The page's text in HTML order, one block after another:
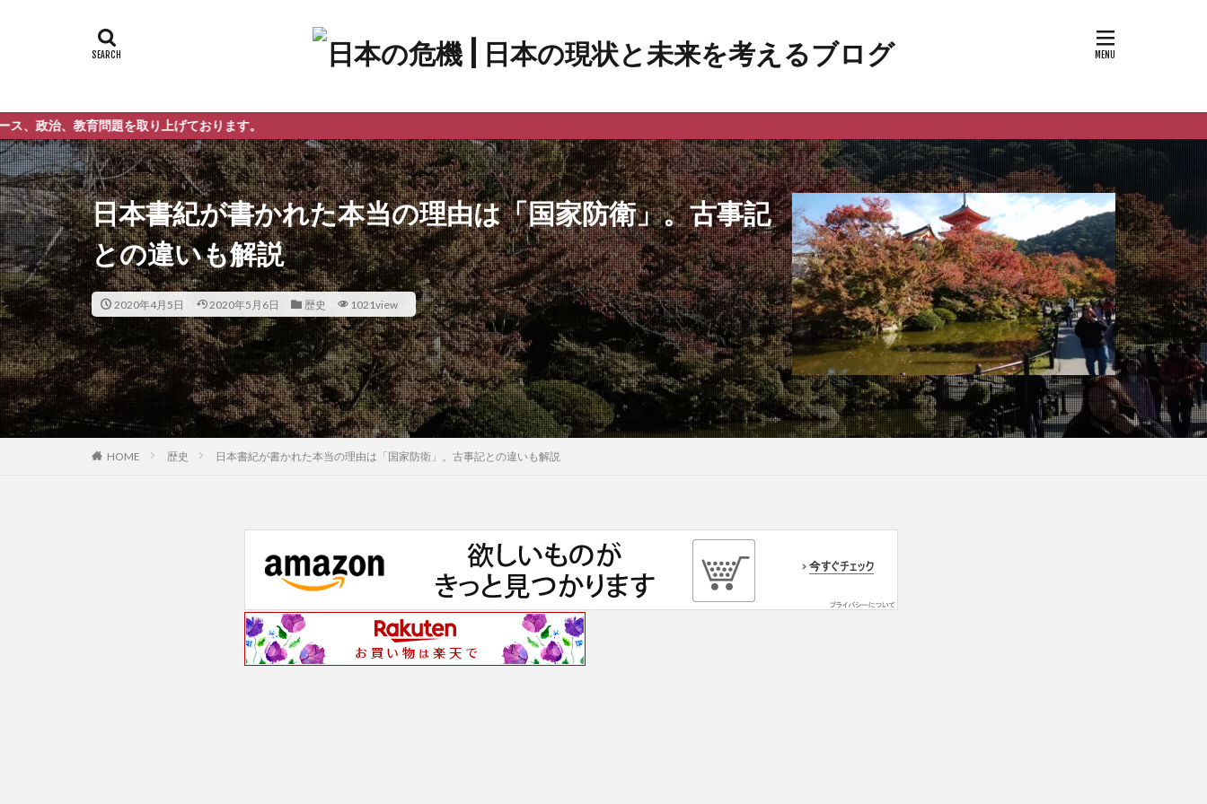
育問題を取り上げております。
日本書紀が書かれた本当の理由は「国家防衛」。古事記
との違いも解説
2020年4月5日 2020年5月6日 歴史 1021view
HOME 歴史 日本書紀が書かれた本当の理由は「国家防衛」。古事記との違いも解説